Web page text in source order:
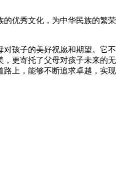
的优秀文化，为中华民族的繁荣
对孩子的美好祝愿和期望。它不
，更寄托了父母对孩子未来的无
路上，能够不断追求卓越，实现